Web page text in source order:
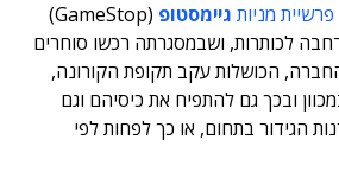
פרשיית מניות גיימסטופ
(GameStop)
לכותרות, ושבמסגרתה רכשו סוחרים
החברה, הכושלות עקב תקופת הקורונה,
ובכך גם להתפיח את כיסיהם וגם
הגידור בתחום, או כך לפחות לפי